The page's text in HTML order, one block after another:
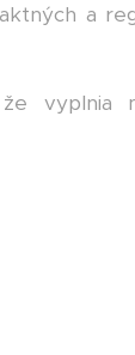
a
vyplnia